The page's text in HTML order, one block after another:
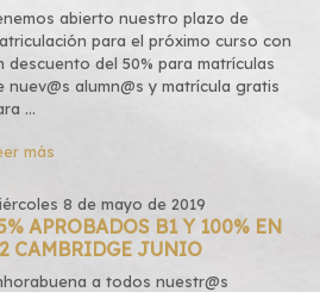
abierto nuestro plazo de
para el próximo curso con
descuento del 50% para matrículas
nuev@s alumn@s y matrícula gratis
...
más
8 de mayo de 2019
APROBADOS B1 Y 100% EN
CAMBRIDGE JUNIO
a todos nuestr@s